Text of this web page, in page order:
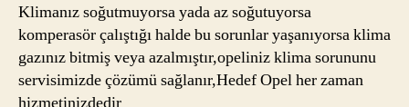
Klimanız soğutmuyorsa yada az soğutuyorsa
komperasör çalıştığı halde bu sorunlar yaşanıyorsa klima
gazınız bitmiş veya azalmıştır,opeliniz klima sorununu
servisimizde çözümü sağlanır,Hedef Opel her zaman
hizmetinizdedir